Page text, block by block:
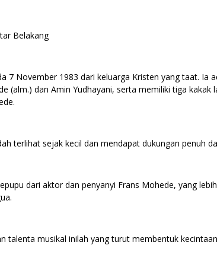
Belakang
7 November 1983 dari keluarga Kristen yang taat. Ia
(alm.) dan Amin Yudhayani, serta memiliki tiga kakak
terlihat sejak kecil dan mendapat dukungan penuh
dari aktor dan penyanyi Frans Mohede, yang
talenta musikal inilah yang turut membentuk